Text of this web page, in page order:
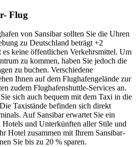
Flug
von Sansibar sollten Sie die Uhren
zu Deutschland beträgt +2
es keine öffentlichen Verkehrsmittel. Um
zu kommen, haben Sie jedoch die
zu buchen. Verschiedene
Ihnen auf dem Flughafengelände zur
zudem Flughafenshuttle-Services an.
sich auch bequem mit dem Taxi in die
Taxistände befinden sich direkt
Auf Sansibar erwartet Sie ein
Hotels und Unterkünften aller Stile und
Hotel zusammen mit Ihrem Sansibar-
Sie bis zu 20 % sparen.